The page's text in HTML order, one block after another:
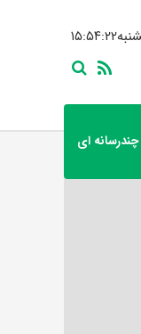
۱۵:۵۴:۲۴
چندرسانه ای